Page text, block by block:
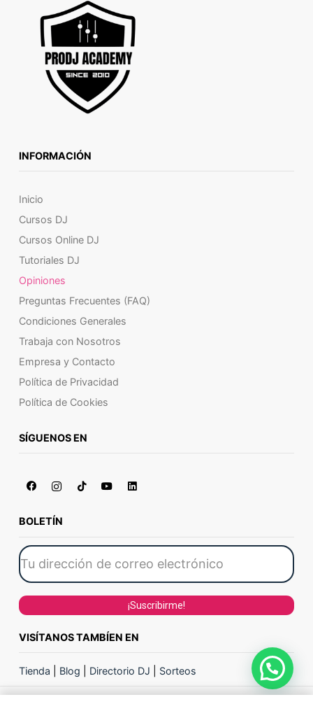
INFORMACIÓN
Inicio
Cursos DJ
Cursos Online DJ
Tutoriales DJ
Opiniones
Preguntas Frecuentes (FAQ)
Condiciones Generales
Trabaja con Nosotros
Empresa y Contacto
Política de Privacidad
Política de Cookies
SÍGUENOS EN
BOLETÍN
VISÍTANOS TAMBÍEN EN
Tienda Blog Directorio DJ Sorteos